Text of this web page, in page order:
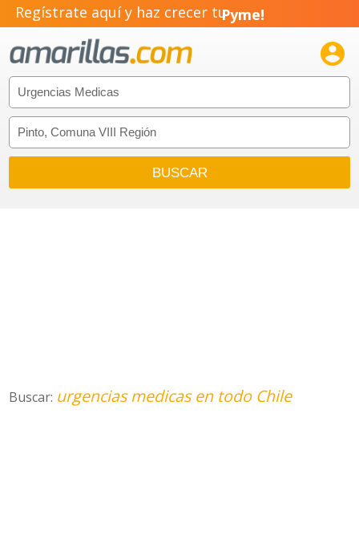
Regístrate aquí y haz crecer tuPyme!
Emprendimiento!

Buscar: urgencias medicas en todo Chile